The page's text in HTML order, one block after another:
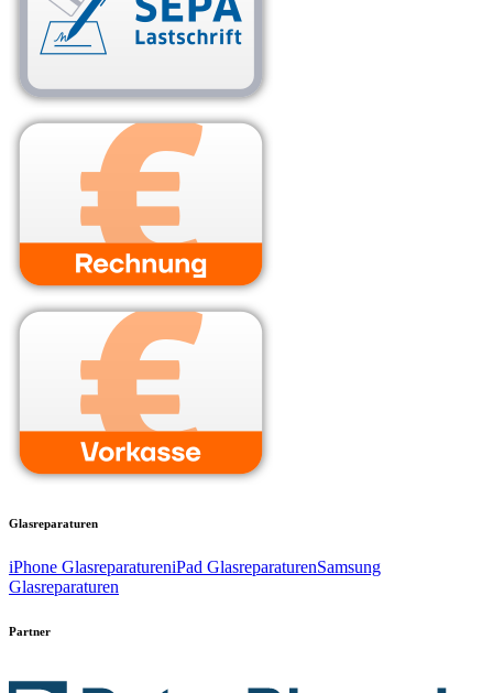
Glasreparaturen
iPhone GlasreparatureniPad GlasreparaturenSamsung
Glasreparaturen
Partner